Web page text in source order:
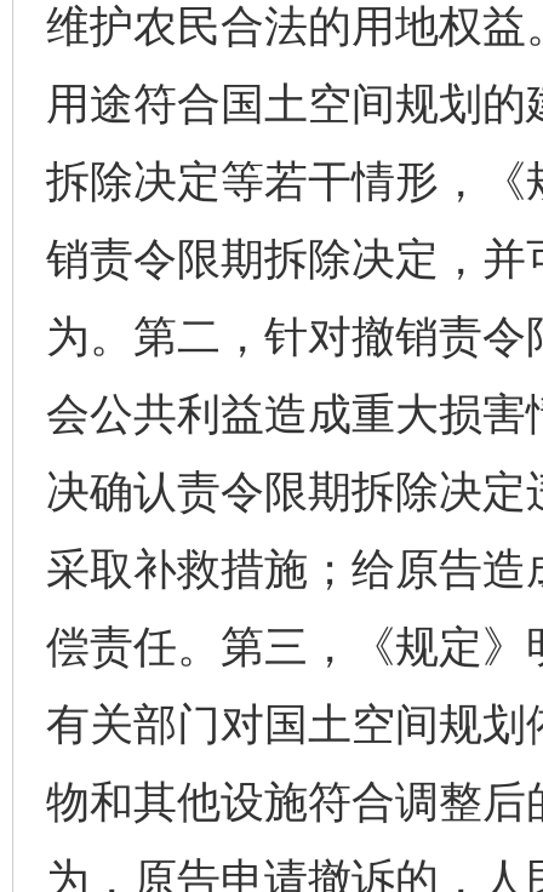
维护农民合法的用地权
用途符合国土空间规划
拆除决定等若干情形，
销责令限期拆除决定，
为。第二，针对撤销责
会公共利益造成重大损
决确认责令限期拆除决
采取补救措施；给原告
偿责任。第三，《规定
有关部门对国土空间规
物和其他设施符合调整
为，原告申请撤诉的，